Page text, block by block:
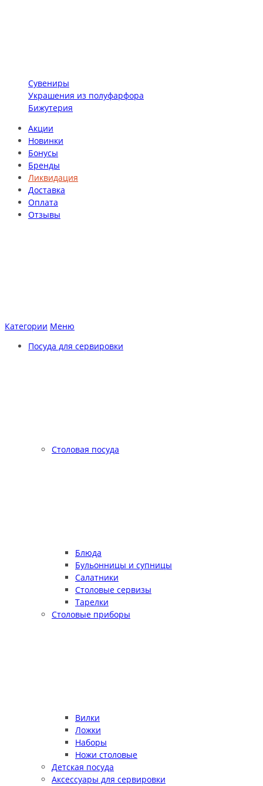
Сувениры
Украшения из полуфарфора
Бижутерия
Акции
Новинки
Бонусы
Бренды
Ликвидация
Доставка
Оплата
Отзывы
Категории Меню
Посуда для сервировки
Столовая посуда
Блюда
Бульонницы и супницы
Салатники
Столовые сервизы
Тарелки
Столовые приборы
Вилки
Ложки
Наборы
Ножи столовые
Детская посуда
Аксессуары для сервировки